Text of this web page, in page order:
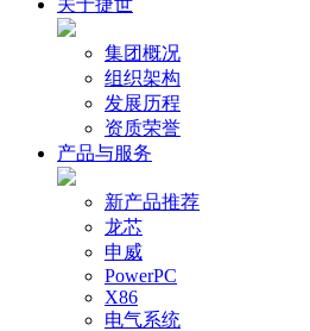
集团概况
组织架构
发展历程
资质荣誉
产品与服务
新产品推荐
龙芯
申威
PowerPC
X86
电气系统